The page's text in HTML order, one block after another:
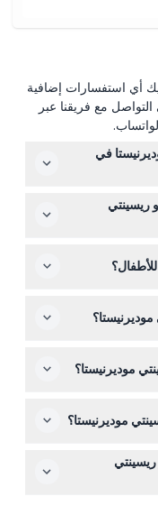
أي استفسارات إضافية
مع فريقنا عبر
في
صباحًا حتى 6:30 مساءً من أبريل إلى أكتوبر، ومن الساعة 9:30
الحجز)
ريسينتي
يمكنك أيضًا
والحدائق.
لتخطيط زيارتك.
موديرنيستا؟
موديرنيستا؟
الواسعة، وكاميرا
حسب حالة